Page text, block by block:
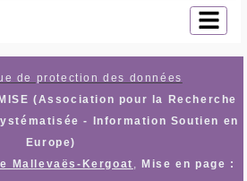
de protection des données
(Association pour la Recherche
- Information Soutien en
Europe)
Mallevaës-Kergoat
Mise en page :